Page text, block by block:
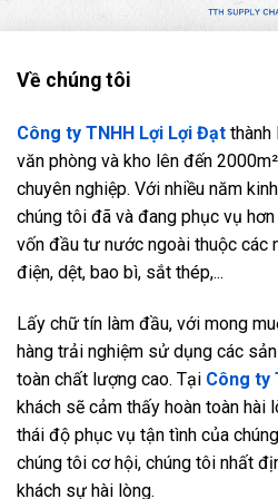
Về chúng tôi
Công ty TNHH Lợi Lợi Đạt thành
văn phòng và kho lên đến
chuyên nghiệp. Với nhiều năm
chúng tôi đã và đang phục vụ
vốn đầu tư nước ngoài thuộc các
điện, dệt, bao bì, sắt thép,...
Lấy chữ tín làm đầu, với mong
hàng trải nghiệm sử dụng các
toàn chất lượng cao. Tại Công ty
khách sẽ cảm thấy hoàn toàn hài
thái độ phục vụ tận tình của
chúng tôi cơ hội, chúng tôi nhất
khách sự hài lòng.